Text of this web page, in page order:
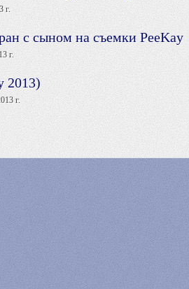
г.
с сыном на съемки PeeKay
г.
2013)
г.